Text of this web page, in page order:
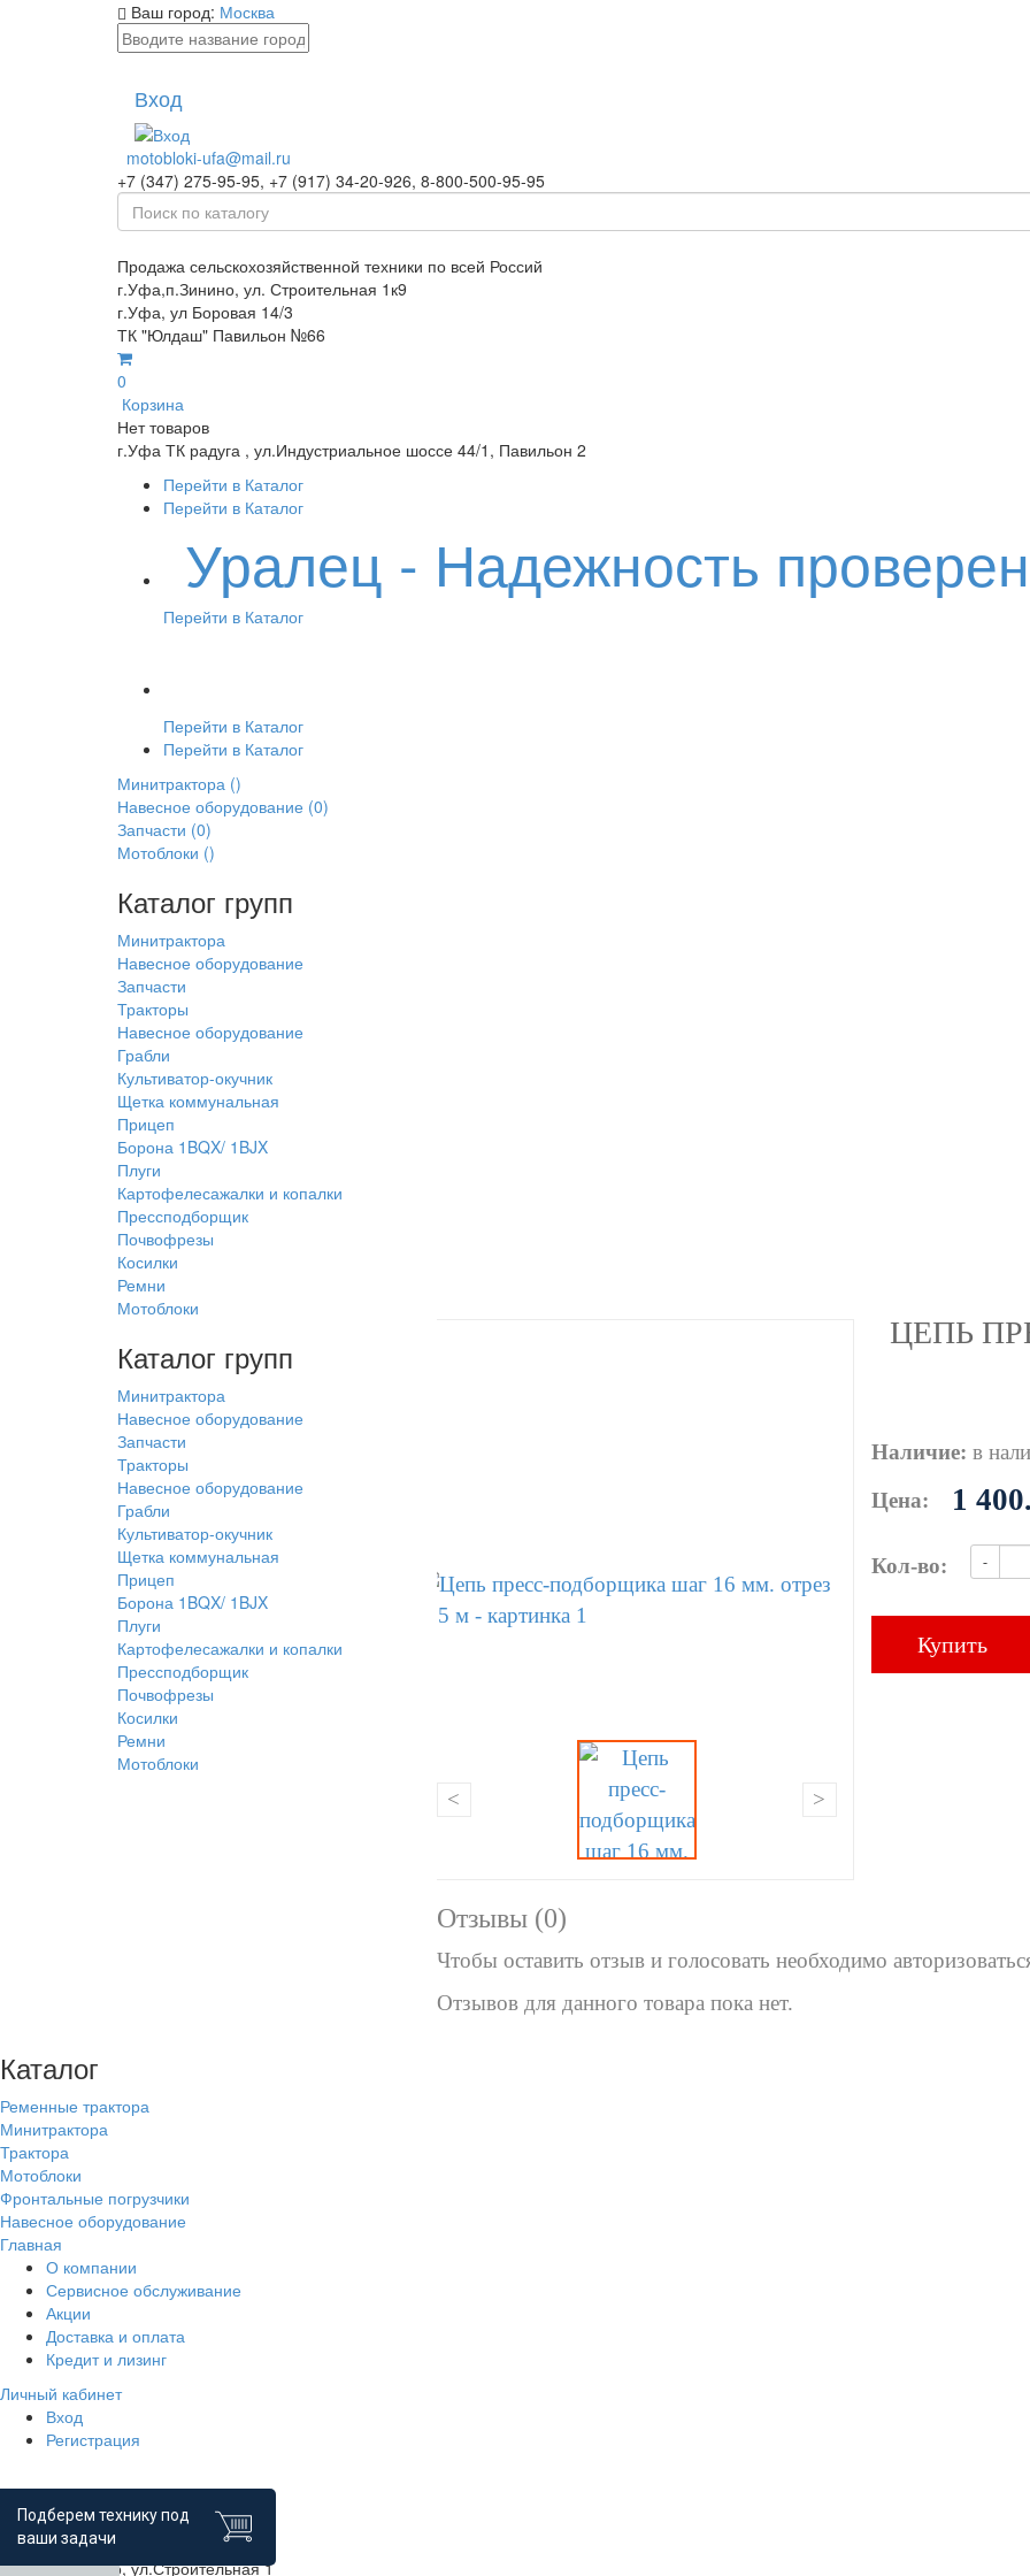
Ваш город: Москва
Вход
motobloki-ufa@mail.ru
+7 (347) 275-95-95, +7 (917) 34-20-926, 8-800-500-95-95
Продажа сельскохозяйственной техники по всей Россий
г.Уфа,п.Зинино, ул. Строительная 1к9
г.Уфа, ул Боровая 14/3
ТК "Юлдаш" Павильон №66
0
Корзина
Нет товаров
г.Уфа ТК радуга , ул.Индустриальное шоссе 44/1, Павильон 2
Перейти в Каталог
Перейти в Каталог
Уралец - Надежность
Перейти в Каталог
Перейти в Каталог
Перейти в Каталог
Минитрактора ()
Навесное оборудование (0)
Запчасти (0)
Мотоблоки ()
Каталог групп
Минитрактора
Навесное оборудование
Запчасти
Тракторы
Навесное оборудование
Грабли
Культиватор-окучник
Щетка коммунальная
Прицеп
Борона 1BQX/ 1BJX
Плуги
Картофелесажалки и копалки
Прессподборщик
Почвофрезы
Косилки
Ремни
Мотоблоки
Каталог групп
Минитрактора
Навесное оборудование
Запчасти
Тракторы
Навесное оборудование
Грабли
Культиватор-окучник
Щетка коммунальная
Прицеп
Борона 1BQX/ 1BJX
Плуги
Картофелесажалки и копалки
Прессподборщик
Почвофрезы
Косилки
Ремни
Мотоблоки
< >
ЦЕПЬ
Наличие: в
Цена:
1
Кол-во: -
Купить
Отзывы (0)
Чтобы оcтавить отзыв и голосовать необходимо
Отзывов для данного товара пока нет.
Каталог
Ременные трактора
Минитрактора
Трактора
Мотоблоки
Фронтальные погрузчики
Навесное оборудование
Главная
О компании
Сервисное обслуживание
Акции
Доставка и оплата
Кредит и лизинг
Личный кабинет
Вход
Регистрация
Контакты
г.Уфа, п.Зинино, ул.Строительная 1
Подберем технику под
ваши задачи